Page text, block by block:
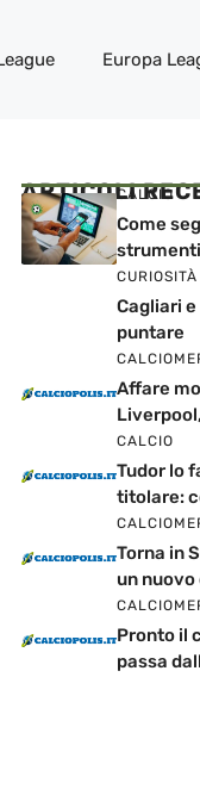
Europa
ARTICOLICALCIO
Come
CURIOSITÀ
Cagliari
puntare
Affare
CALCIO
Tudor lo
titolare:
Torna in
un
Pronto il
passa